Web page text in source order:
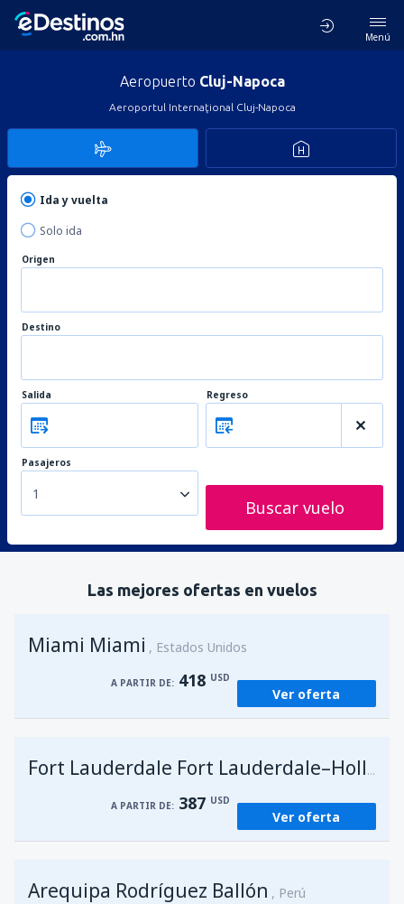
Menú
Aeropuerto Cluj-Napoca
Aeroportul Internaţional Cluj-Napoca
Ida y vuelta
Solo ida
Origen
Destino
Salida Regreso
Pasajeros
1
Buscar vuelo
Las mejores ofertas en vuelos
Miami Miami Estados Unidos
A PARTIR DE: 418 USD
Ver oferta
Fort Lauderdale Fort Lauderdale–Hollywood Intl Airport
A PARTIR DE: 387 USD
Ver oferta
Arequipa Rodríguez Ballón Perú